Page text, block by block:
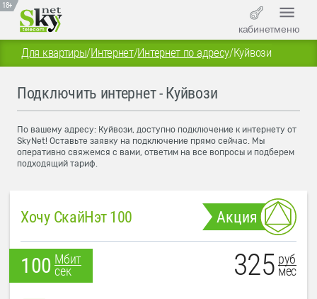
18+
кабинетменю
Для квартиры/Интернет/Интернет по адресу/Куйвози
Подключить интернет - Куйвози
По вашему адресу: Куйвози, доступно подключение к интернету от
SkyNet! Оставьте заявку на подключение прямо сейчас. Мы
оперативно свяжемся с вами, ответим на все вопросы и подберем
подходящий тариф.
Хочу СкайНэт 100 Акция
100 Мбит
сек
325 руб
мес